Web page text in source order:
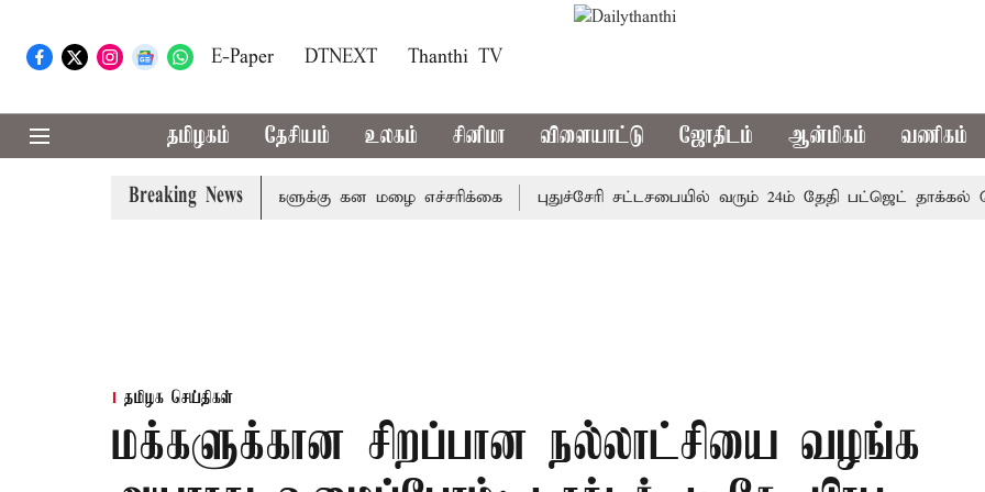
E-Paper DTNEXT Thanthi TV
தமிழகம் தேசியம் உலகம் சினிமா விளையாட்டு ஜோதிடம் ஆன்மிகம் வணிகம்
Breaking News
ஆகிய மாவட்டங்களுக்கு கன மழை எச்சரிக்கை புதுச்சேரி சட்டசபையில் வரும் 24ம் தேதி பட்ஜெட் தாக்கல்
தமிழக செய்திகள்
மக்களுக்கான சிறப்பான நல்லாட்சியை வழங்க